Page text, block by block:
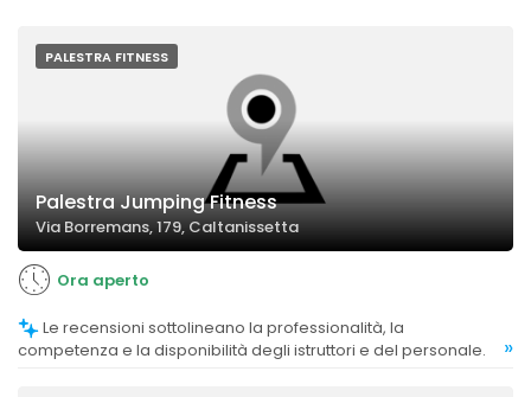
PALESTRA FITNESS
Palestra Jumping Fitness
Via Borremans, 179, Caltanissetta
Ora aperto
competenza e la disponibilità degli istruttori e del personale.
»